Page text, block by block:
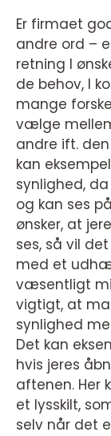
Er firmaet
andre ord –
retning I
de behov, I
mange
vælge
andre ift.
kan
synlighed,
og kan ses
ønsker, at
ses, så vil
med et
væsentligt
vigtigt, at
synlighed
Det kan
hvis jeres
aftenen. Her
et lysskilt,
selv når det